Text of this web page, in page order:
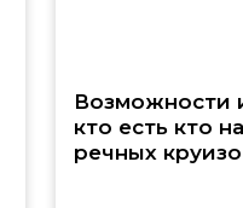
Возможности
кто есть кто
речных